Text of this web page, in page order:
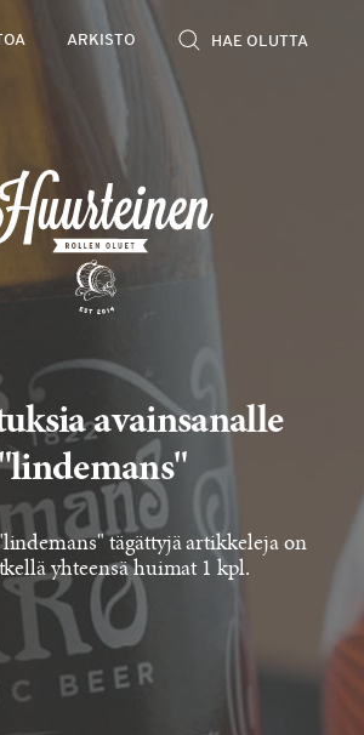
ARKISTO
avainsanalle
tägättyjä artikkeleja on
yhteensä huimat 1 kpl.